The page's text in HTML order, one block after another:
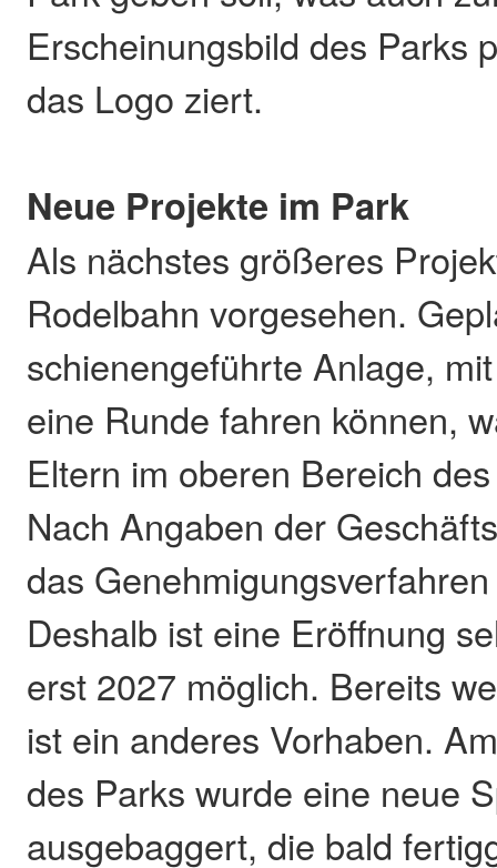
Erscheinungsbild des Parks
das Logo ziert.
Neue Projekte im Park
Als nächstes größeres
Rodelbahn vorgesehen.
schienengeführte Anlage,
eine Runde fahren können,
Eltern im oberen Bereich
Nach Angaben der
das
Deshalb ist eine Eröffnung
erst 2027 möglich. Bereits
ist ein anderes Vorhaben.
des Parks wurde eine neue
ausgebaggert, die bald